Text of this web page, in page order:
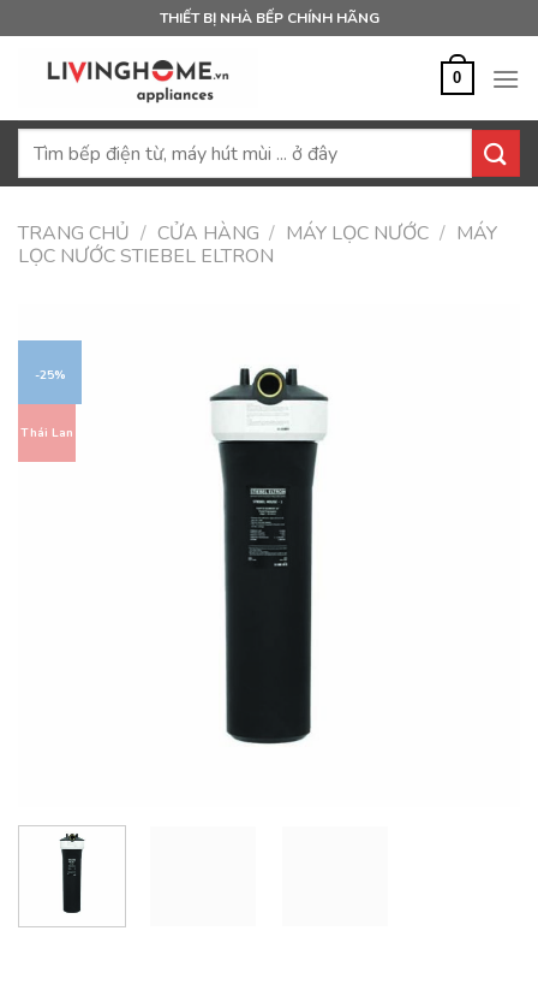
qua
THIẾT BỊ NHÀ BẾP CHÍNH HÃNG
0
Tìm
TRANG CHỦ / CỬA HÀNG / MÁY LỌC NƯỚC / MÁY
LỌC NƯỚC STIEBEL ELTRON
-25%
Thái Lan